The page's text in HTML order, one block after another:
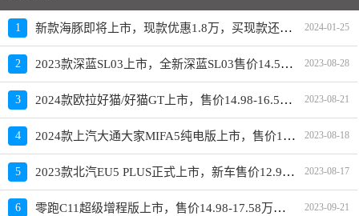
1 新款海豚即将上市，现款优惠1.8万，买现款还是再等等 2024-01-25
2 2023款深蓝SL03上市，全新深蓝SL03售价14.59-19.19万元 2023-08-28
3 2024款欧拉好猫/好猫GT上市，售价14.98-16.58万元 2023-08-21
4 2024款上汽大通大家MIFA5纯电版上市，售价19.98-23.28万元 2023-08-18
5 2023款北汽EU5 PLUS正式上市，新车售价12.99-15.59万元 2023-08-17
6 零跑C11超级增程版上市，售价14.98-17.58万元，换装1.5L四缸增程器 2023-09-21